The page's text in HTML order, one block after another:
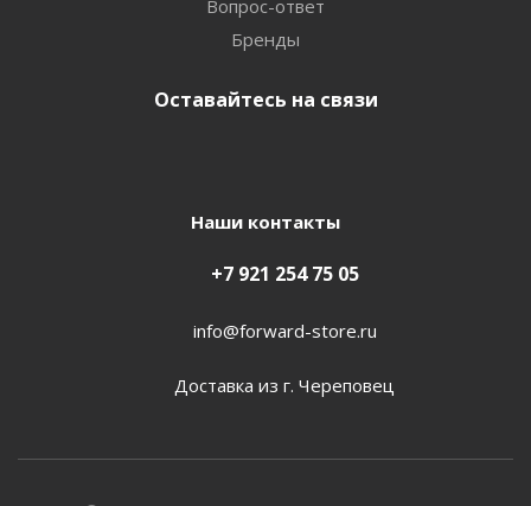
Вопрос-ответ
Бренды
Оставайтесь на связи
Наши контакты
+7 921 254 75 05
info@forward-store.ru
Доставка из г. Череповец